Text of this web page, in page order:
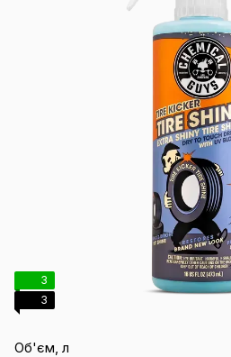
3
3
Об'єм, л